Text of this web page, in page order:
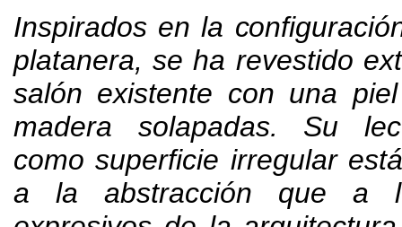
Inspirados en la
platanera,se ha revestido
salón existente con una
madera solapadas. Su
como superficie irregular
a la abstracción que a